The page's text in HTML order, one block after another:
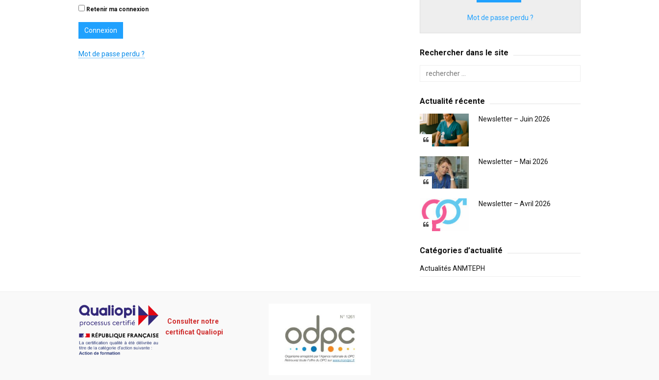
Retenir ma connexion
Mot de passe perdu ?
Mot de passe perdu ?
Rechercher dans le site
Actualité récente
Newsletter – Juin 2026
Newsletter – Mai 2026
Newsletter – Avril 2026
Catégories d’actualité
Actualités ANMTEPH
Consulter notre
certificat Qualiopi